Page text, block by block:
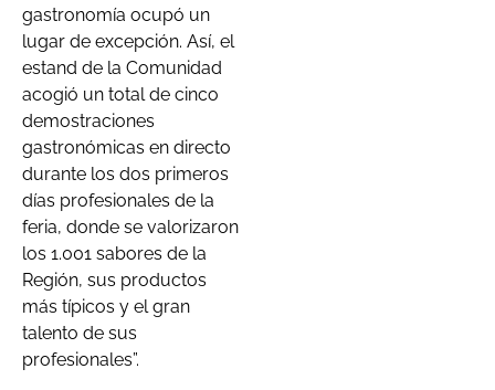
gastronomía ocupó un
lugar de excepción. Así, el
estand de la Comunidad
acogió un total de cinco
demostraciones
gastronómicas en directo
durante los dos primeros
días profesionales de la
feria, donde se valorizaron
los 1.001 sabores de la
Región, sus productos
más típicos y el gran
talento de sus
profesionales”.